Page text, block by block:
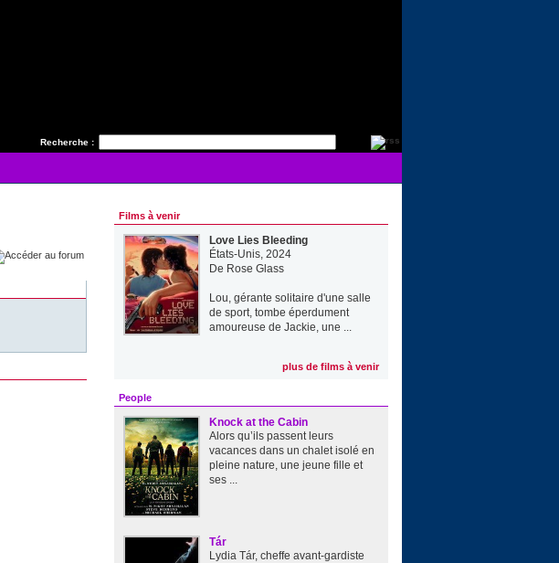
Recherche :
Films à venir
Love Lies Bleeding
États-Unis, 2024
De Rose Glass
Lou, gérante solitaire d'une salle
de sport, tombe éperdument
amoureuse de Jackie, une ...
plus de films à venir
People
Knock at the Cabin
Alors qu’ils passent leurs
vacances dans un chalet isolé en
pleine nature, une jeune fille et
ses ...
Tár
Lydia Tár, cheffe avant-gardiste